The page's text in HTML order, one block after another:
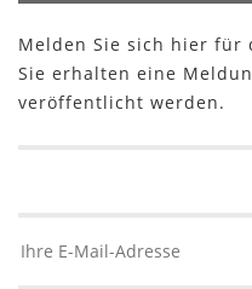
Melden Sie sich hier für
Sie erhalten eine
veröffentlicht werden.